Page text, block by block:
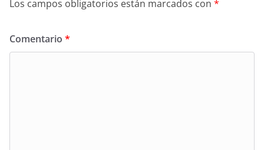
Los campos obligatorios están marcados con *
Comentario *